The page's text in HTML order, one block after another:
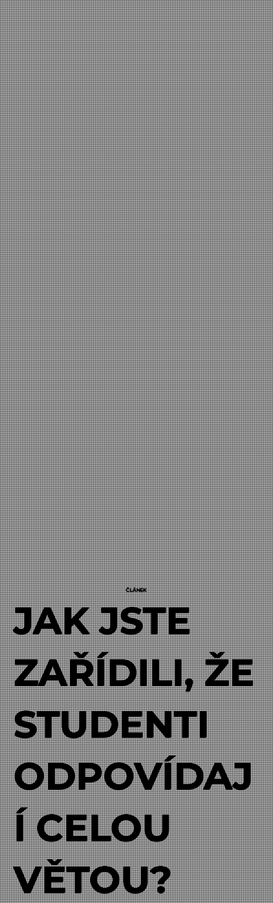
ČLÁNEK
JAK JSTE
ZAŘÍDILI, ŽE
STUDENTI
ODPOVÍDAJ
Í CELOU
VĚTOU?